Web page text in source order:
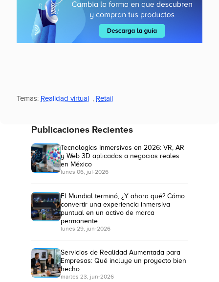
Temas: Realidad virtual , Retail
Publicaciones Recientes
Tecnologías Inmersivas en 2026: VR, AR
y Web 3D aplicadas a negocios reales
en México
lunes 06, jul-2026
El Mundial terminó, ¿Y ahora qué? Cómo
convertir una experiencia inmersiva
puntual en un activo de marca
permanente
lunes 29, jun-2026
Servicios de Realidad Aumentada para
Empresas: Qué incluye un proyecto bien
hecho
martes 23, jun-2026